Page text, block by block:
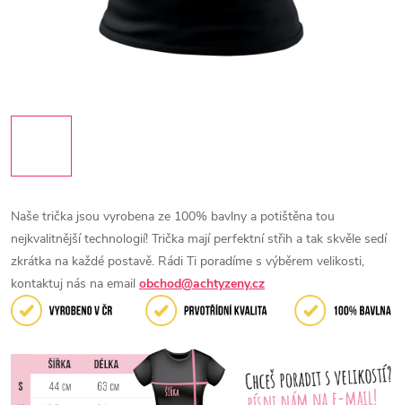
Naše trička jsou vyrobena ze 100% bavlny a potištěna tou
nejkvalitnější technologií! Trička mají perfektní střih a tak skvěle sedí
zkrátka na každé postavě. Rádi Ti poradíme s výběrem velikosti,
kontaktuj nás na email obchod@achtyzeny.cz